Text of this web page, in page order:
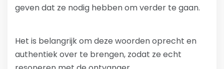
geven dat ze nodig hebben om verder te gaan.
Het is belangrijk om deze woorden oprecht en
authentiek over te brengen, zodat ze echt